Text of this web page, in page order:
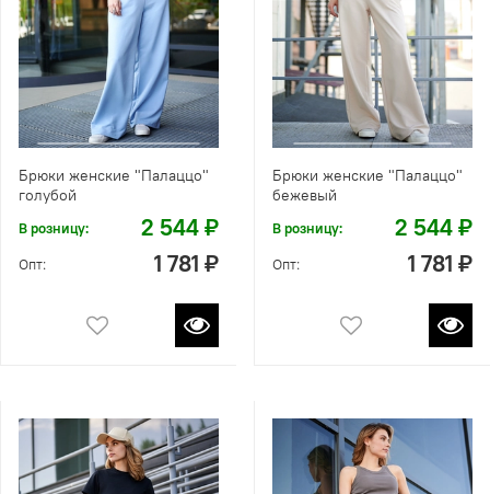
Брюки женские "Палаццо"
голубой
В розницу: 2 544 ₽
Опт: 1 781 ₽
Брюки женские "Палаццо"
бежевый
В розницу: 2 544 ₽
Опт: 1 781 ₽